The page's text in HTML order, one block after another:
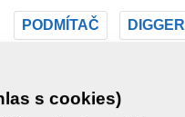
PODMÍTAČ DIGGER
s cookies)